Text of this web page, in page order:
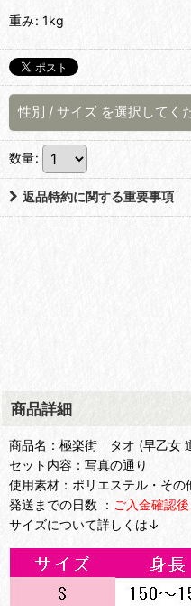
重み: 1kg
性別 / サイズ を選択してく
数量:
返品特約に関する重要事項
商品詳細
商品名：極楽街 タオ (早乙女
セット内容：写真の通り
使用素材：ポリエステル・その
発送までの日数 ： ご入金確認
サイズについて詳しくは↓